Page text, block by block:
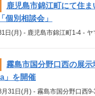
鹿児島市錦江町にて住ま
個別相談会」
日(月) - 鹿児島市錦江町1-4 - ヤ
霧島市国分野口西の展示
」を開催
31日(月) - 霧島市国分野口西